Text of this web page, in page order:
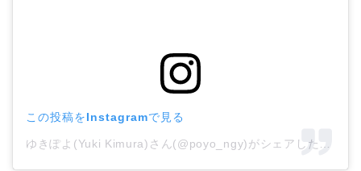
この投稿をInstagramで見る
ゆきぽよ(Yuki Kimura)さん(@poyo_ngy)がシェアした投稿